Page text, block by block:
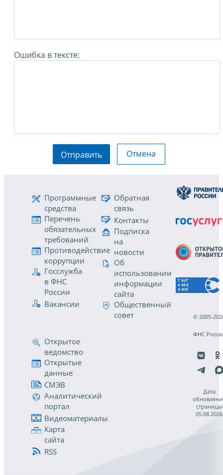
Ошибка в тексте:
Отправить Отмена
Программные
средства
Перечень
обязательных
требований
Противодействие
коррупции
Госслужба
в ФНС
России
Вакансии
Обратная
связь
Контакты
Подписка
на
новости
Об
использовании
информации
сайта
Общественный
совет
Открытое
ведомство
Открытые
данные
СМЭВ
Аналитический
портал
Видеоматериалы
Карта
сайта
RSS
© 2005-
ФНС
Дата
страницы
05.08.2026